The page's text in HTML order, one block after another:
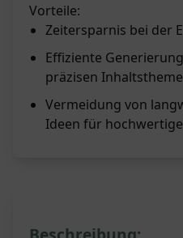
Vorteile:
Zeitersparnis bei der
Effiziente
präzisen
Vermeidung von
Ideen für